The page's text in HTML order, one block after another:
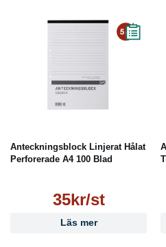
Anteckningsblock Linjerat Hålat
Perforerade A4 100 Blad
35kr/st
Läs mer